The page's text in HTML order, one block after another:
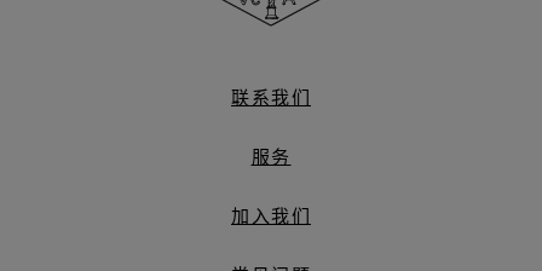
梵
雅
宝
联系我们
服务
加入我们